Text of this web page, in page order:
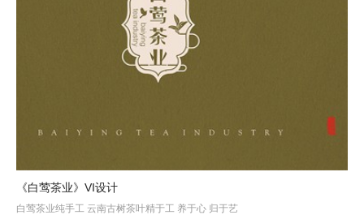
《白莺茶业》VI设计
白莺茶业纯手工 云南古树茶叶精于工 养于心 归于艺